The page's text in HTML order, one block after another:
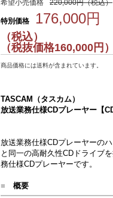
希望小売価格
220,000円（税込）
特別価格 176,000円
（税込）
（税抜価格160,000円
商品価格には送料が含まれています。
TASCAM（タスカム）
放送業務仕様CDプレーヤー【
放送業務仕様CDプレーヤーの
と同一の高耐久性CDドライブ
務仕様CDプレーヤーです。
■ 概要